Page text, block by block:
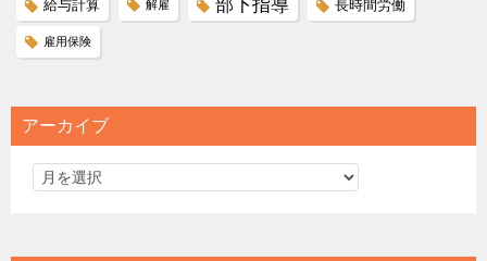
給与計算 解雇 部下指導 長時間労働
雇用保険
アーカイブ